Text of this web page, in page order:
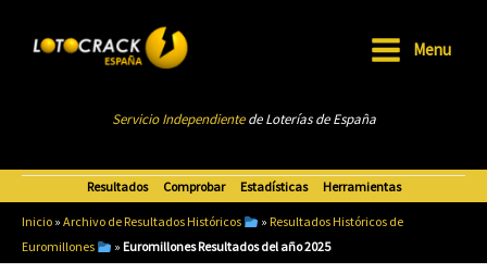
Main
Menu
Menu
Servicio Independiente de Loterías de España
Resultados Comprobar Estadísticas Herramientas
Inicio » Archivo de Resultados Históricos » Resultados Históricos de
Euromillones
» Euromillones Resultados del año 2025